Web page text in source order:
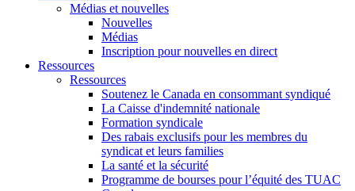
Médias et nouvelles
Nouvelles
Médias
Inscription pour nouvelles en direct
Ressources
Ressources
Soutenez le Canada en consommant syndiqué
La Caisse d'indemnité nationale
Formation syndicale
Des rabais exclusifs pour les membres du
syndicat et leurs families
La santé et la sécurité
Programme de bourses pour l’équité des TUAC